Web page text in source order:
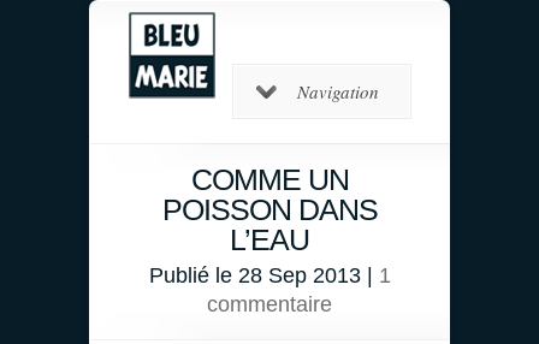
Navigation
COMME UN
POISSON DANS
L’EAU
Publié le 28 Sep 2013 | 1
commentaire